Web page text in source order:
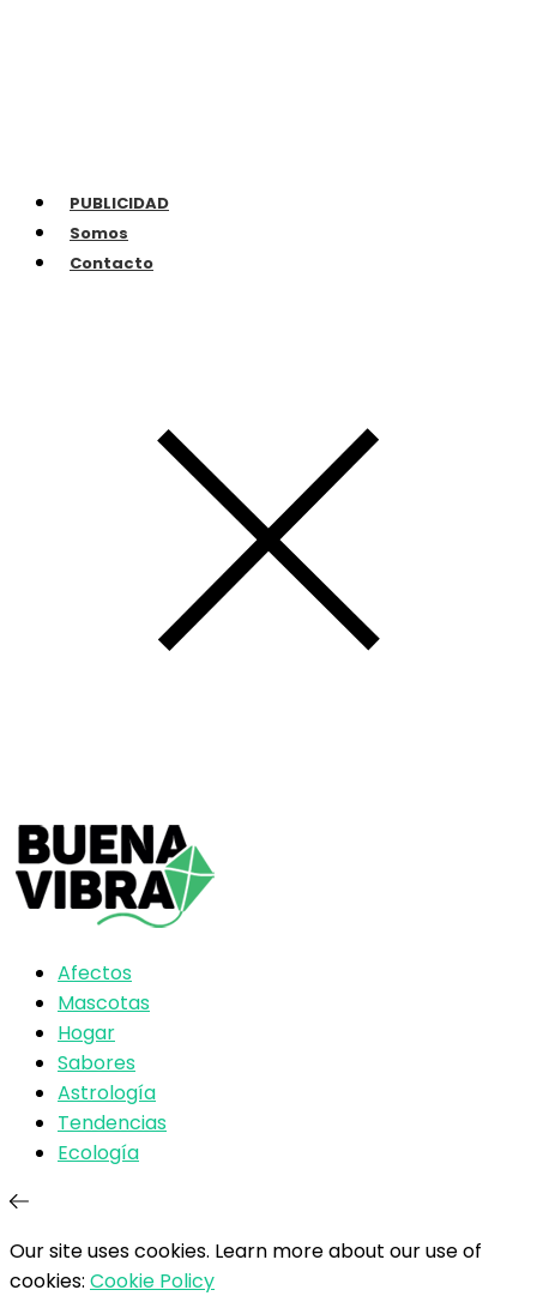
PUBLICIDAD
Somos
Contacto
Afectos
Mascotas
Hogar
Sabores
Astrología
Tendencias
Ecología
Our site uses cookies. Learn more about our use of
cookies: Cookie Policy